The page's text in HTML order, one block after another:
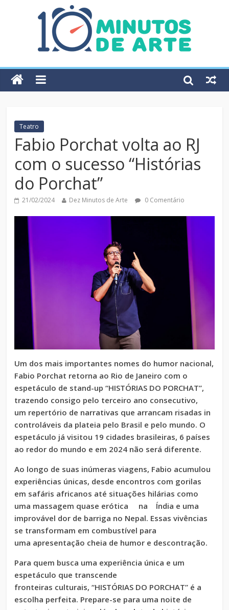
Teatro
Fabio Porchat volta ao RJ
com o sucesso “Histórias
do Porchat”
21/02/2024 Dez Minutos de Arte 0 Comentário
Um dos mais importantes nomes do humor nacional,
Fabio Porchat retorna ao Rio de Janeiro com o
espetáculo de stand-up “HISTÓRIAS DO PORCHAT”,
trazendo consigo pelo terceiro ano consecutivo,
um repertório de narrativas que arrancam risadas in
controláveis da plateia pelo Brasil e pelo mundo. O
espetáculo já visitou 19 cidades brasileiras, 6 países
ao redor do mundo e em 2024 não será diferente.
Ao longo de suas inúmeras viagens, Fabio acumulou
experiências únicas, desde encontros com gorilas
em safáris africanos até situações hilárias como
uma massagem quase erótica na Índia e uma
improvável dor de barriga no Nepal. Essas vivências
se transformam em combustível para
uma apresentação cheia de humor e descontração.
Para quem busca uma experiência única e um
espetáculo que transcende
fronteiras culturais, “HISTÓRIAS DO PORCHAT” é a
escolha perfeita. Prepare-se para uma noite de